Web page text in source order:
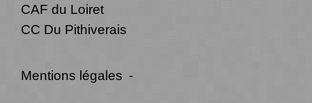
CAF du Loiret
CC Du Pithiverais
Mentions légales -